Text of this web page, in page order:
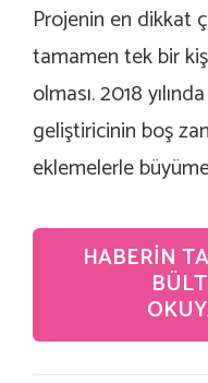
Projenin en dikkat
tamamen tek bir
olması. 2018
geliştiricinin boş
eklemelerle
HABERIN